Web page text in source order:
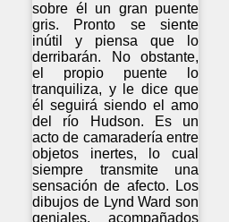
sobre él un gran puente
gris. Pronto se siente
inútil y piensa que lo
derribarán. No obstante,
el propio puente lo
tranquiliza, y le dice que
él seguirá siendo el amo
del río Hudson. Es un
acto de camaradería entre
objetos inertes, lo cual
siempre transmite una
sensación de afecto. Los
dibujos de Lynd Ward son
geniales, acompañados